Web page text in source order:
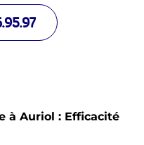
à Auriol : Efficacité